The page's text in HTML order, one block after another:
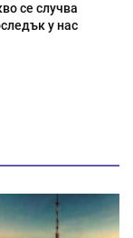
се случва
у нас